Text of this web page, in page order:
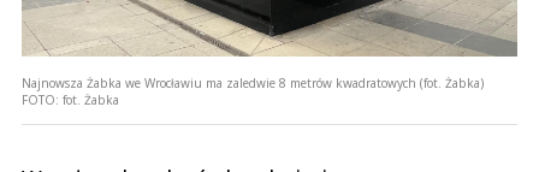
Najnowsza Żabka we Wrocławiu ma zaledwie 8 metrów kwadratowych (fot. Żabka)
FOTO: fot. Żabka